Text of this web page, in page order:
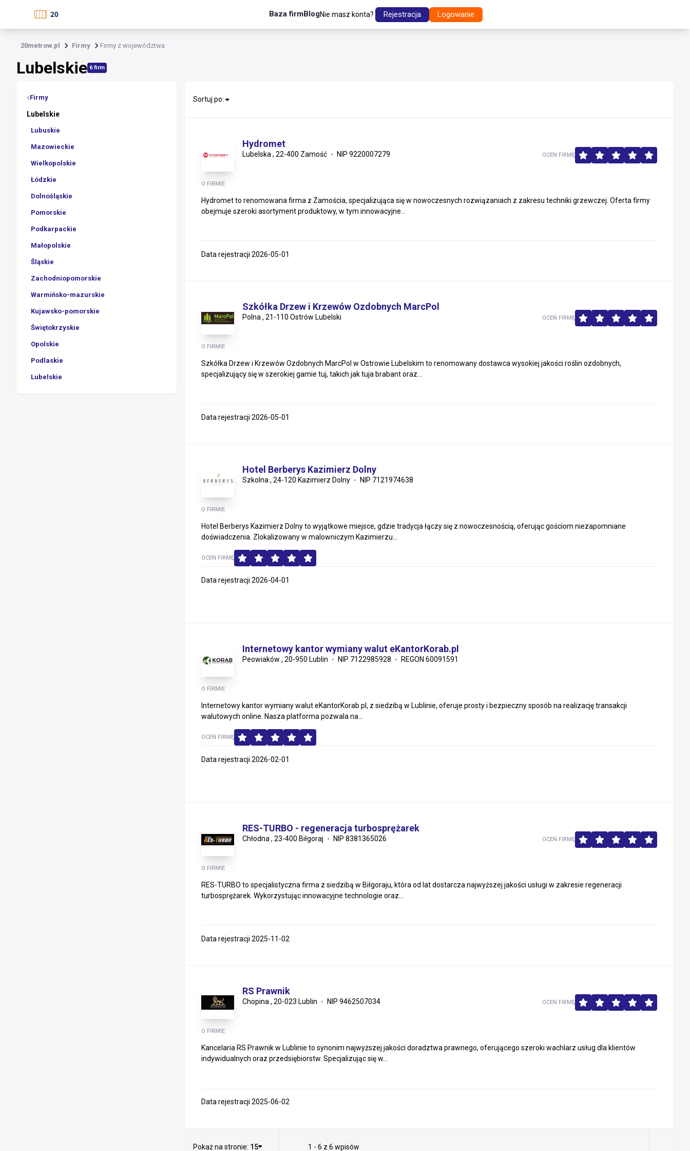
Baza firmBlogNie masz konta? Rejestracja Logowanie
20metrow.pl Firmy Firmy z województwa
Lubelskie 6 firm
Firmy
Lubelskie
Lubuskie
Mazowieckie
Wielkopolskie
Łódzkie
Dolnośląskie
Pomorskie
Podkarpackie
Małopolskie
Śląskie
Zachodniopomorskie
Warmińsko-mazurskie
Kujawsko-pomorskie
Świętokrzyskie
Opolskie
Podlaskie
Lubelskie
Sortuj po:
Hydromet
Lubelska , 22-400 Zamość NIP 9220007279
O FIRMIE
Hydromet to renomowana firma z Zamościa, specjalizująca się w nowoczesnych rozwiązaniach z zakresu techniki grzewczej. Oferta firmy
obejmuje szeroki asortyment produktowy, w tym innowacyjne...
OCEŃ FIRMĘ
Data rejestracji 2026-05-01
Szkółka Drzew i Krzewów Ozdobnych MarcPol
Polna , 21-110 Ostrów Lubelski
O FIRMIE
Szkółka Drzew i Krzewów Ozdobnych MarcPol w Ostrowie Lubelskim to renomowany dostawca wysokiej jakości roślin ozdobnych,
specjalizujący się w szerokiej gamie tuj, takich jak tuja brabant oraz...
OCEŃ FIRMĘ
Data rejestracji 2026-05-01
Hotel Berberys Kazimierz Dolny
Szkolna , 24-120 Kazimierz Dolny NIP 7121974638
O FIRMIE
Hotel Berberys Kazimierz Dolny to wyjątkowe miejsce, gdzie tradycja łączy się z nowoczesnością, oferując gościom niezapomniane
doświadczenia. Zlokalizowany w malowniczym Kazimierzu...
OCEŃ FIRMĘ
Data rejestracji 2026-04-01
Internetowy kantor wymiany walut eKantorKorab.pl
Peowiaków , 20-950 Lublin NIP 7122985928 REGON 60091591
O FIRMIE
Internetowy kantor wymiany walut eKantorKorab.pl, z siedzibą w Lublinie, oferuje prosty i bezpieczny sposób na realizację transakcji
walutowych online. Nasza platforma pozwala na...
OCEŃ FIRMĘ
Data rejestracji 2026-02-01
RES-TURBO - regeneracja turbosprężarek
Chłodna , 23-400 Biłgoraj NIP 8381365026
O FIRMIE
RES-TURBO to specjalistyczna firma z siedzibą w Biłgoraju, która od lat dostarcza najwyższej jakości usługi w zakresie regeneracji
turbosprężarek. Wykorzystując innowacyjne technologie oraz...
OCEŃ FIRMĘ
Data rejestracji 2025-11-02
RS Prawnik
Chopina , 20-023 Lublin NIP 9462507034
O FIRMIE
Kancelaria RS Prawnik w Lublinie to synonim najwyższej jakości doradztwa prawnego, oferującego szeroki wachlarz usług dla klientów
indywidualnych oraz przedsiębiorstw. Specjalizując się w...
OCEŃ FIRMĘ
Data rejestracji 2025-06-02
Pokaż na stronie: 15 1 - 6 z 6 wpisów